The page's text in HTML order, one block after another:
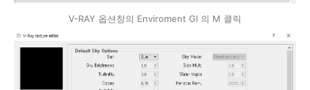
V-RAY 옵션창의 Enviroment GI 의 M 클릭